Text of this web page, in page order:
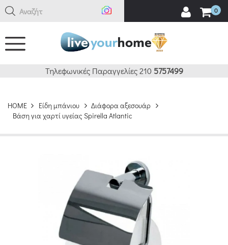
Αναζήτησ 0
Τηλεφωνικές Παραγγελίες 210 5757499
HOME Είδη μπάνιου
Διάφορα αξεσουάρ
Βάση για χαρτί υγείας Spirella Atlantic